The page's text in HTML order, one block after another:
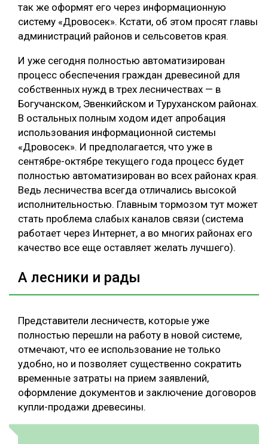
так же оформят его через информационную
систему «Дровосек». Кстати, об этом просят главы
администраций районов и сельсоветов края.
И уже сегодня полностью автоматизирован
процесс обеспечения граждан древесиной для
собственных нужд в трех лесничествах — в
Богучанском, Эвенкийском и Туруханском районах.
В остальных полным ходом идет апробация
использования информационной системы
«Дровосек». И предполагается, что уже в
сентябре-октябре текущего года процесс будет
полностью автоматизирован во всех районах края.
Ведь лесничества всегда отличались высокой
исполнительностью. Главным тормозом тут может
стать проблема слабых каналов связи (система
работает через Интернет, а во многих районах его
качество все еще оставляет желать лучшего).
А лесники и рады
Представители лесничеств, которые уже
полностью перешли на работу в новой системе,
отмечают, что ее использование не только
удобно, но и позволяет существенно сократить
временные затраты на прием заявлений,
оформление документов и заключение договоров
купли-продажи древесины.